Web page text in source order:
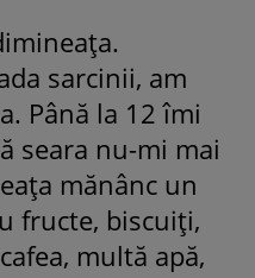
sarcinii, am
Până la 12 îmi
seara nu-mi mai
mănânc un
fructe, biscuiți,
multă apă,